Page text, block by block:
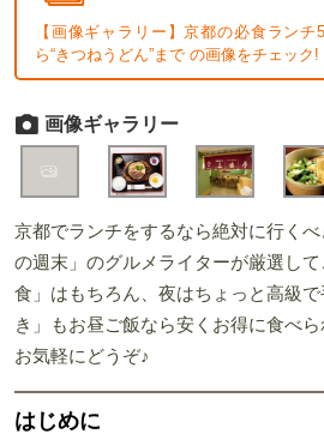
【画像ギャラリー】京都の必食ランチ
ら“きつねうどん”まで の画像をチェック!
画像ギャラリー
京都でランチをするなら絶対に行く
の週末」のグルメライターが厳選し
食」はもちろん、夜はちょっと高級
き」もお昼ご飯なら安くお得に食べ
お気軽にどうぞ♪
はじめに